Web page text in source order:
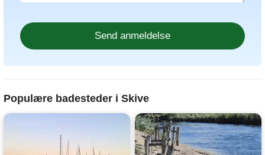
Populære badesteder i Skive